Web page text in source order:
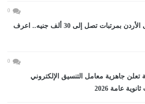
0
فرص عمل فى الأردن بمرتبات تصل إلى 30 ألف جنيه.. اعرف
0
تعلن جاهزية معامل التنسيق الإلكتروني
عامة 2026